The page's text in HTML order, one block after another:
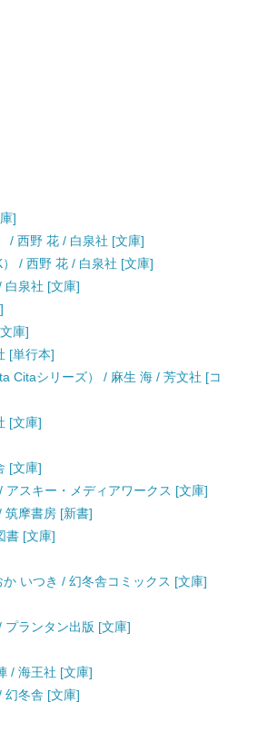
]
/ 西野 花 / 白泉社 [文庫]
/ 西野 花 / 白泉社 [文庫]
白泉社 [文庫]
庫]
[単行本]
Citaシリーズ） / 麻生 海 / 芳文社 [コ
[文庫]
[文庫]
スキー・メディアワークス [文庫]
筑摩書房 [新書]
書 [文庫]
いつき / 幻冬舎コミックス [文庫]
ランタン出版 [文庫]
/ 海王社 [文庫]
幻冬舎 [文庫]